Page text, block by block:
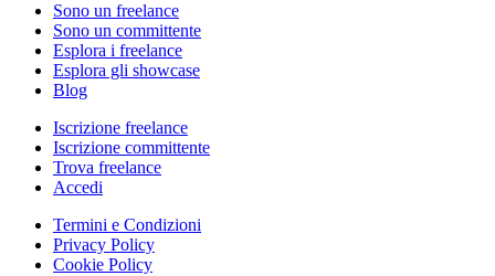
Sono un freelance
Sono un committente
Esplora i freelance
Esplora gli showcase
Blog
Iscrizione freelance
Iscrizione committente
Trova freelance
Accedi
Termini e Condizioni
Privacy Policy
Cookie Policy